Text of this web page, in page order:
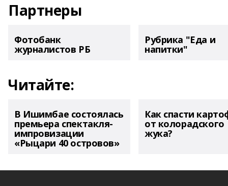
Партнеры
Фотобанк
журналистов РБ
Рубрика "Еда и
напитки"
Читайте:
В Ишимбае состоялась
премьера спектакля-
импровизации
«Рыцари 40 островов»
Как спасти
от колорадского
жука?